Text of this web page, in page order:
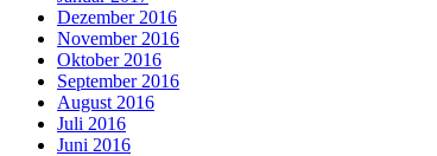
Dezember 2016
November 2016
Oktober 2016
September 2016
August 2016
Juli 2016
Juni 2016